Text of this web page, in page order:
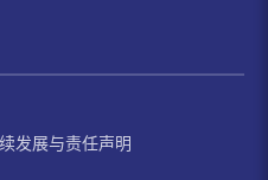
发展与责任声明